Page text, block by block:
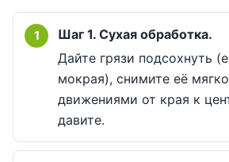
Шаг 1. Сухая обработка.
Дайте грязи подсохнуть
мокрая), снимите её
движениями от края к
давите.